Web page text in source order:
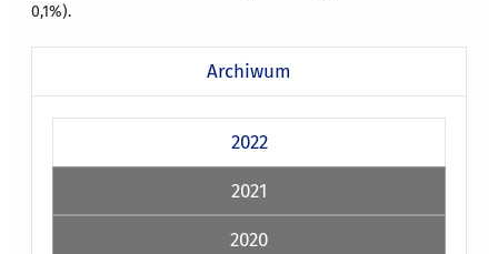
0,1%).
Archiwum
2022
2021
2020